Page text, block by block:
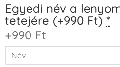
Egyedi név a
tetejére (+990 Ft) *
+990 Ft